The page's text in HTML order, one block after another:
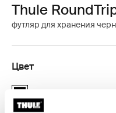
Thule
футляр для хранения
Цвет
Thule RoundTrip Pro